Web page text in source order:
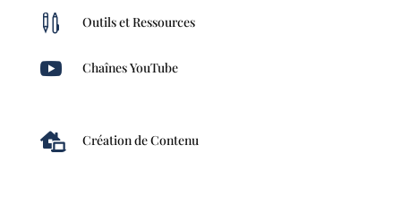
 Outils et Ressources
 Chaînes YouTube
 Création de Contenu